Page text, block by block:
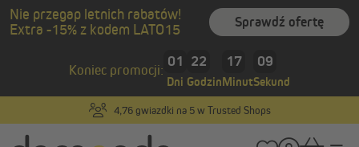
zawartości
Nie przegap letnich rabatów!
Extra -15% z kodem LATO15
Sprawdź ofertę
Koniec promocji: 01
Dni
22
Godzin
17
Minut
09
Sekund
Produkty na wymiar
Strona główna Inteligentny dom i napędy / Nawijarki taśmy / Nawijarki